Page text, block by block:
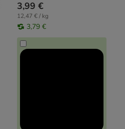
3,99 €
12,47 € / kg
3,79 €